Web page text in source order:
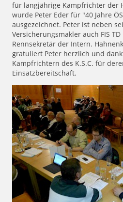
für langjährige Kampfrichter der
wurde Peter Eder für "40 Jahre
ausgezeichnet. Peter ist neben
Versicherungsmakler auch FIS
Rennsekretär der Intern.
gratuliert Peter herzlich und
Kampfrichtern des K.S.C. für
Einsatzbereitschaft.